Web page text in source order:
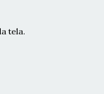
tela.